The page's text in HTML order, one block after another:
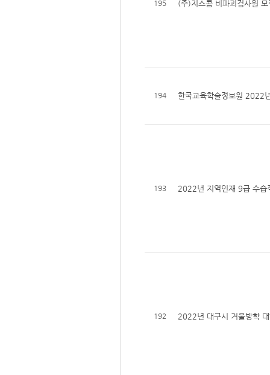
195 (주)지스콥 비파괴검사원 모
194 한국교육학술정보원 2022
193 2022년 지역인재 9급 수습
192 2022년 대구시 겨울방학